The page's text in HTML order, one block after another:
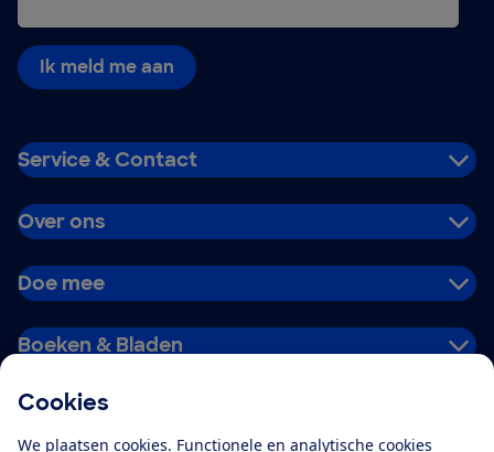
Cookies
We plaatsen cookies. Functionele en analytische cookies
Ik meld me aan
Service & Contact
Over ons
Doe mee
Boeken & Bladen